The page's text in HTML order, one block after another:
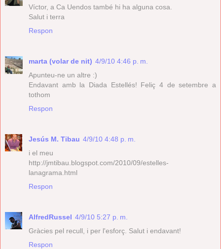
Víctor, a Ca Uendos també hi ha alguna cosa.
Salut i terra
Respon
marta (volar de nit) 4/9/10 4:46 p. m.
Apunteu-ne un altre :)
Endavant amb la Diada Estellés! Feliç 4 de setembre a
tothom
Respon
Jesús M. Tibau 4/9/10 4:48 p. m.
i el meu
http://jmtibau.blogspot.com/2010/09/estelles-
lanagrama.html
Respon
AlfredRussel 4/9/10 5:27 p. m.
Gràcies pel recull, i per l'esforç. Salut i endavant!
Respon